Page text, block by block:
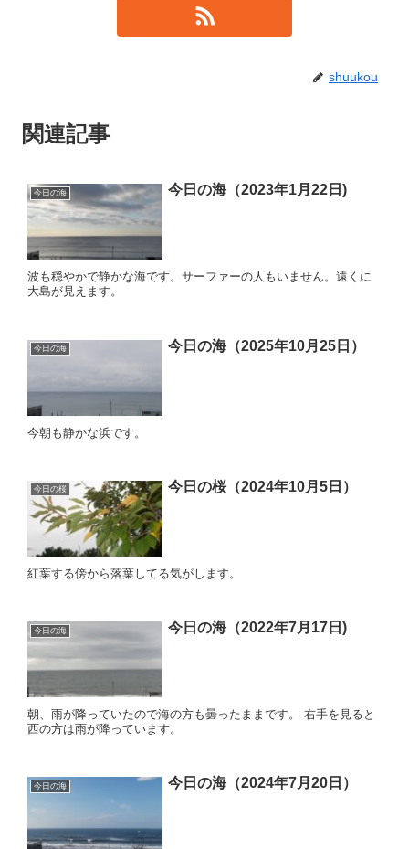
shuukou
関連記事
今日の海 今日の海（2023年1月22日)
波も穏やかで静かな海です。サーファーの人もいません。遠くに
大島が見えます。
今日の海 今日の海（2025年10月25日）
今朝も静かな浜です。
今日の桜 今日の桜（2024年10月5日）
紅葉する傍から落葉してる気がします。
今日の海 今日の海（2022年7月17日)
朝、雨が降っていたので海の方も曇ったままです。 右手を見ると
西の方は雨が降っています。
今日の海 今日の海（2024年7月20日）